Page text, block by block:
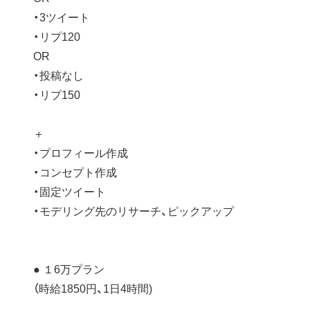
・3ツイート
・リプ120
OR
・投稿なし
・リプ150
＋
・プロフィール作成
・コンセプト作成
・固定ツイート
・モデリング先のリサーチ、ピックアップ
● １6万プラン
（時給1850円、1日4時間)